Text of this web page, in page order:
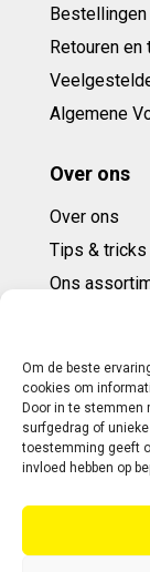
Om de beste
cookies om
Door in te
surfgedrag of
toestemming geeft
invloed hebben op
Retouren en
Algemene
Over ons
Over ons
Tips & tricks
Ons
Contact
E:
+31 (0)6-
Adres: